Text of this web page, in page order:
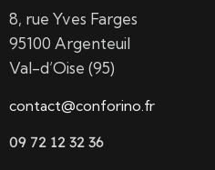
8, rue Yves Farges
95100 Argenteuil
Val-d’Oise (95)
contact@conforino.fr
09 72 12 32 36